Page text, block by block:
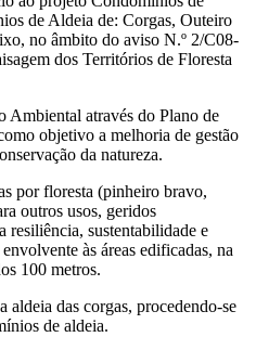
de Aldeia de: Corgas, Outeiro
no âmbito do aviso N.º 2/C08-
dos Territórios de Floresta
Ambiental através do Plano de
objetivo a melhoria de gestão
da natureza.
por floresta (pinheiro bravo,
outros usos, geridos
resiliência, sustentabilidade e
às áreas edificadas, na
100 metros.
aldeia das corgas, procedendo-se
de aldeia.